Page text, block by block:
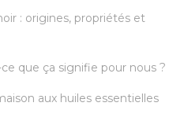
: origines, propriétés et
que ça signifie pour nous ?
aux huiles essentielles